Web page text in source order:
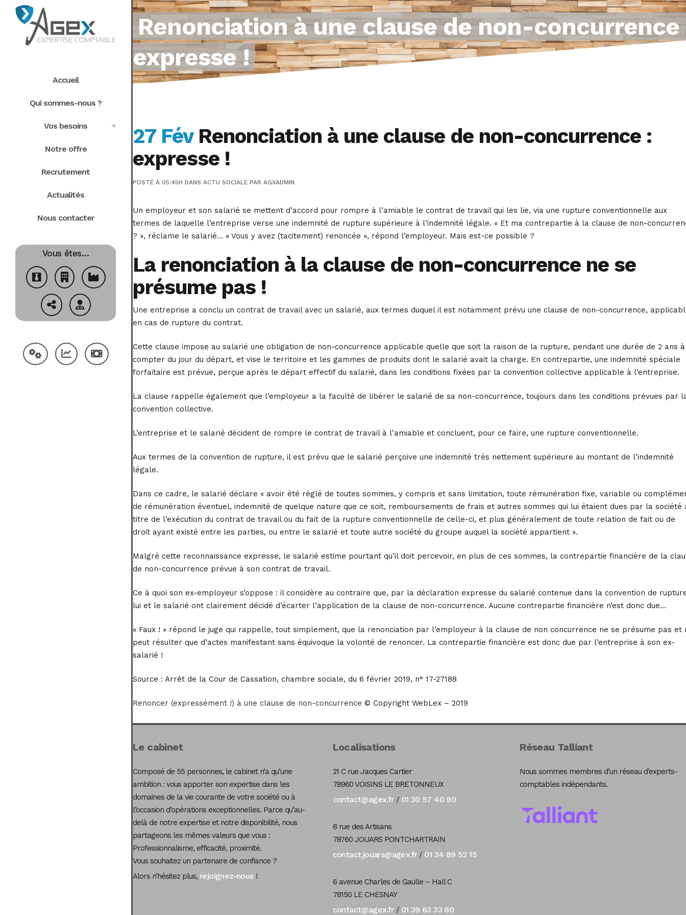
Accueil
Qui sommes-nous ?
Vos besoins
Notre offre
Recrutement
Actualités
Nous contacter
Vous êtes…
Renonciation à une clause de non-concurrence
expresse !
27 FévRenonciation à une clause de non-concurrence :
expresse !
POSTÉ À 05:45H DANS ACTU SOCIALE PAR AGXADMIN
Un employeur et son salarié se mettent d’accord pour rompre à l’amiable le contrat de travail qui les lie, via une rupture conventionnelle aux
termes de laquelle l’entreprise verse une indemnité de rupture supérieure à l’indemnité légale. « Et ma contrepartie à la clause de non-
? », réclame le salarié… « Vous y avez (tacitement) renoncée », répond l’employeur. Mais est-ce possible ?
La renonciation à la clause de non-concurrence ne se
présume pas !
Une entreprise a conclu un contrat de travail avec un salarié, aux termes duquel il est notamment prévu une clause de non-concurrence,
en cas de rupture du contrat.
Cette clause impose au salarié une obligation de non-concurrence applicable quelle que soit la raison de la rupture, pendant une durée de 2 ans à
compter du jour du départ, et vise le territoire et les gammes de produits dont le salarié avait la charge. En contrepartie, une indemnité spéciale
forfaitaire est prévue, perçue après le départ effectif du salarié, dans les conditions fixées par la convention collective applicable à l’entreprise.
La clause rappelle également que l’employeur a la faculté de libérer le salarié de sa non-concurrence, toujours dans les conditions prévues par
convention collective.
L’entreprise et le salarié décident de rompre le contrat de travail à l’amiable et concluent, pour ce faire, une rupture conventionnelle.
Aux termes de la convention de rupture, il est prévu que le salarié perçoive une indemnité très nettement supérieure au montant de l’indemnité
légale.
Dans ce cadre, le salarié déclare « avoir été réglé de toutes sommes, y compris et sans limitation, toute rémunération fixe, variable ou
de rémunération éventuel, indemnité de quelque nature que ce soit, remboursements de frais et autres sommes qui lui étaient dues par la société
titre de l’exécution du contrat de travail ou du fait de la rupture conventionnelle de celle-ci, et plus généralement de toute relation de fait ou de
droit ayant existé entre les parties, ou entre le salarié et toute autre société du groupe auquel la société appartient ».
Malgré cette reconnaissance expresse, le salarié estime pourtant qu’il doit percevoir, en plus de ces sommes, la contrepartie financière de la
de non-concurrence prévue à son contrat de travail.
Ce à quoi son ex-employeur s’oppose : il considère au contraire que, par la déclaration expresse du salarié contenue dans la convention de
lui et le salarié ont clairement décidé d’écarter l’application de la clause de non-concurrence. Aucune contrepartie financière n’est donc due…
« Faux ! » répond le juge qui rappelle, tout simplement, que la renonciation par l’employeur à la clause de non concurrence ne se présume pas et
peut résulter que d’actes manifestant sans équivoque la volonté de renoncer. La contrepartie financière est donc due par l’entreprise à son ex-
salarié !
Source : Arrêt de la Cour de Cassation, chambre sociale, du 6 février 2019, n° 17-27188
Renoncer (expressément !) à une clause de non-concurrence © Copyright WebLex – 2019
Le cabinet
Composé de 55 personnes, le cabinet n’a qu’une
ambition : vous apporter son expertise dans les
domaines de la vie courante de votre société ou à
l’occasion d’opérations exceptionnelles. Parce qu’au-
delà de notre expertise et notre disponibilité, nous
partageons les mêmes valeurs que vous :
Professionnalisme, efficacité, proximité.
Vous souhaitez un partenaire de confiance ?
Alors n’hésitez plus, rejoignez-nous!
Localisations
21 C rue Jacques Cartier
78960 VOISINS LE BRETONNEUX
contact@agex.fr/ 01 30 57 40 90
8 rue des Artisans
78760 JOUARS PONTCHARTRAIN
contact.jouars@agex.fr/ 01 34 89 52 15
6 avenue Charles de Gaulle – Hall C
78150 LE CHESNAY
contact@agex.fr/ 01 39 63 33 80
Réseau Talliant
Nous sommes membres d’un réseau d’experts-
comptables indépendants.